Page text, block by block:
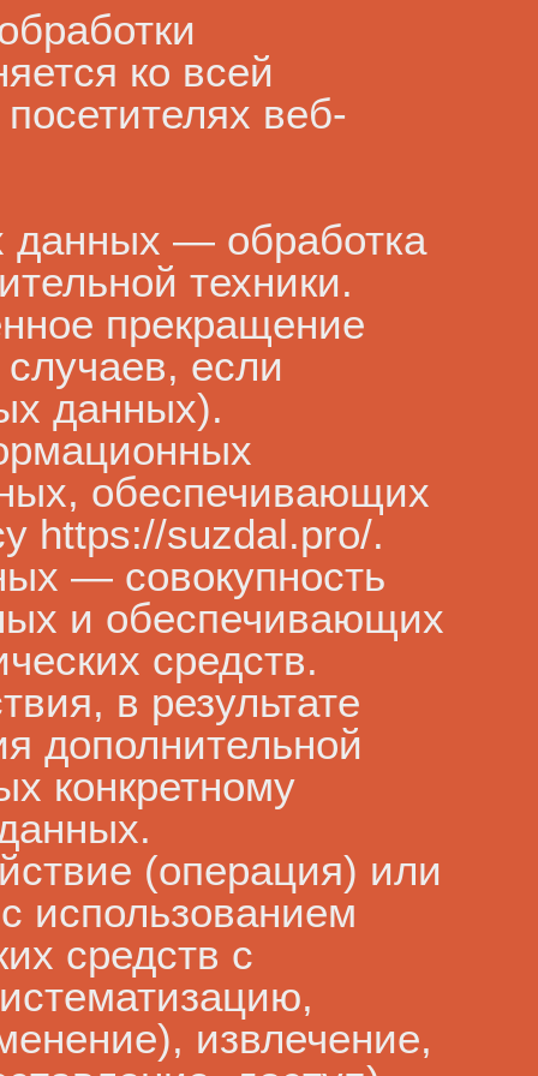
ко всей
веб-
данных — обработка
техники.
прекращение
если
данных).
обеспечивающих
https://suzdal.pro/.
— совокупность
и обеспечивающих
средств.
в результате
дополнительной
конкретному
(операция) или
использованием
средств с
извлечение,